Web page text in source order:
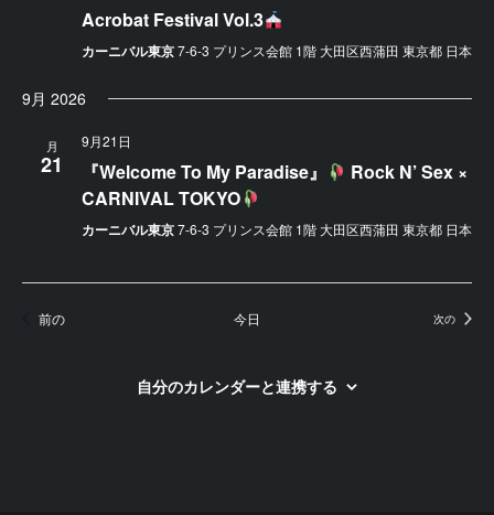
Acrobat Festival Vol.3
カーニバル東京7-6-3 プリンス会館 1階 大田区西蒲田 東京都 日本
9月 2026
月
21
9月21日
『Welcome To My Paradise』
Rock N’ Sex ×
CARNIVAL TOKYO
カーニバル東京7-6-3 プリンス会館 1階 大田区西蒲田 東京都 日本
前のイベント 今日 次のイベン
自分のカレンダーと連携する